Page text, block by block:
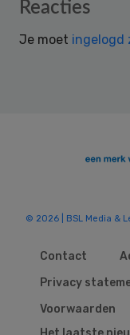
Reader
Reacties
Je moet ingelogd
© 2026 | BSL Media &
Contact
Privacy
Voorwaarden